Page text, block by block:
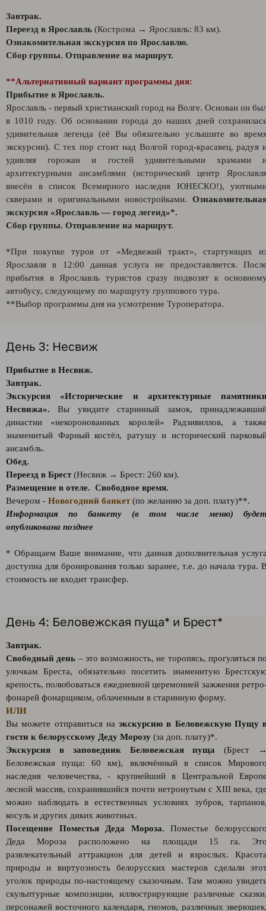
Завтрак.
Переезд в Ярославль (Кострома → Ярославль: 83 км).
Ознакомительная экскурсия по Ярославлю.
Сбор группы. Отправление на маршрут.
**Альтернативный вариант программы дня:
Прибытие в Ярославль.
Ярославль - первый христианский город на Волге. Основан он
в 1010 году. Об основании города до наших дней
удивительная легенда (её Вы обязательно услышите во
экскурсии). С тех пор стоит над Волгой город-красавец, радуя
удивляя горожан и гостей удивительными храмами
архитектурными ансамблями (исторический центр
внесён в список Всемирного наследия ЮНЕСКО!),
скверами и оригинальными новостройками.
экскурсия «Ярославль — город легенд»*.
Сбор группы. Отправление на маршрут.
*При покупке туров от «Медвежий тракт», стартующих
Ярославля в 12:00 данная услуга не предоставляется.
прибытия в Ярославль туристов сразу подвозят к
автобусу, следующему по маршруту группового тура.
**Выбор программы дня на усмотрение Туроператора.
День 3: Несвиж
Прибытие в Несвиж.
Завтрак.
Экскурсия «Исторические и архитектурные
Несвижа». Вы увидите старинный замок,
династии «некоронованных королей» Радзивиллов, а
знаменитый Фарный костёл, ратушу и исторический
ансамбль.
Обед.
Переезд в Брест(Несвиж → Брест: 260 км).
Размещение в отеле. Свободное время.
Вечером - Новогодний банкет(по желанию за доп. плату)**.
Информация по банкету (в том числе меню)
опубликована позднее
* Обращаем Ваше внимание, что данная дополнительная
доступна для бронирования только заранее, т.е. до начала тура.
стоимость не входит трансфер.
День 4: Беловежская пуща* и Брест*
Завтрак.
Свободный день – это возможность, не торопясь, прогуляться
улочкам Бреста, обязательно посетить знаменитую
крепость, полюбоваться ежедневной церемонией зажжения
фонарей фонарщиком, облаченным в старинную форму.
ИЛИ
Вы можете отправиться на экскурсию в Беловежскую Пущу
гости к белорусскому Деду Морозу (за доп. плату)*.
Экскурсия в заповедник Беловежская пуща (Брест
Беловежская пуща: 60 км), включённый в список
наследия человечества, - крупнейший в Центральной
лесной массив, сохранившийся почти нетронутым с XIII века,
можно наблюдать в естественных условиях зубров,
косуль и других диких животных.
Посещение Поместья Деда Мороза. Поместье
Деда Мороза расположено на площади 15 га.
развлекательный аттракцион для детей и взрослых.
природы и виртуозность белорусских мастеров сделали
уголок природы по-настоящему сказочным. Там можно
скульптурные композиции, иллюстрирующие различные
персонажей восточного календаря, гномов, различных